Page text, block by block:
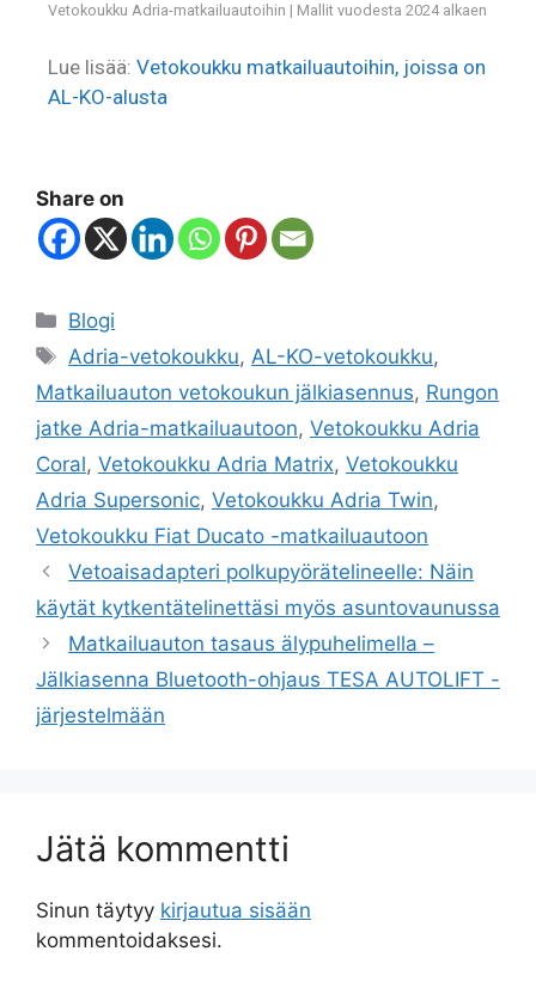
Vetokoukku Adria-matkailuautoihin | Mallit vuodesta 2024 alkaen
Lue lisää: Vetokoukku matkailuautoihin, joissa on
AL-KO-alusta
Share on
Blogi
Adria-vetokoukku,AL-KO-vetokoukku,
Matkailuauton vetokoukun jälkiasennus, Rungon
jatke Adria-matkailuautoon, Vetokoukku Adria
Coral, Vetokoukku Adria Matrix, Vetokoukku
Adria Supersonic, Vetokoukku Adria Twin,
Vetokoukku Fiat Ducato -matkailuautoon
Vetoaisadapteri polkupyörätelineelle: Näin
käytät kytkentätelinettäsi myös asuntovaunussa
Matkailuauton tasaus älypuhelimella –
Jälkiasenna Bluetooth-ohjaus TESA AUTOLIFT -
järjestelmään
Jätä kommentti
Sinun täytyy kirjautua sisään
kommentoidaksesi.